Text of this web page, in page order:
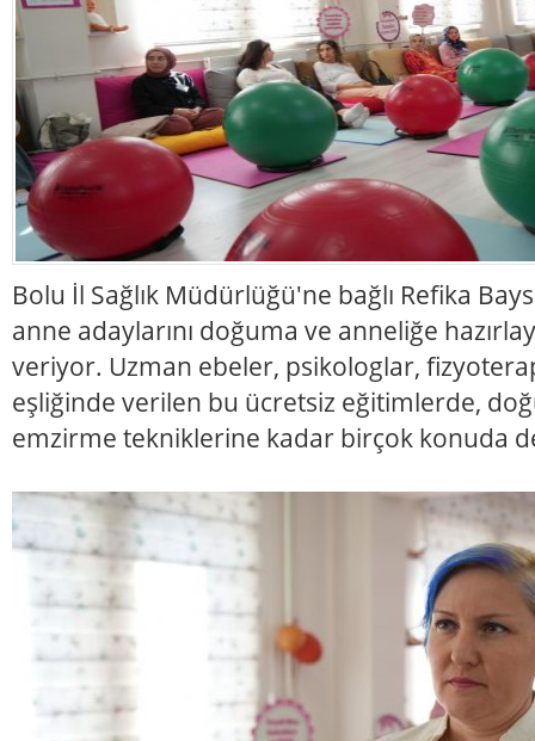
Bolu İl Sağlık Müdürlüğü'ne bağlı Refika
anne adaylarını doğuma ve anneliğe
veriyor. Uzman ebeler, psikologlar,
eşliğinde verilen bu ücretsiz eğitimlerde,
emzirme tekniklerine kadar birçok konuda